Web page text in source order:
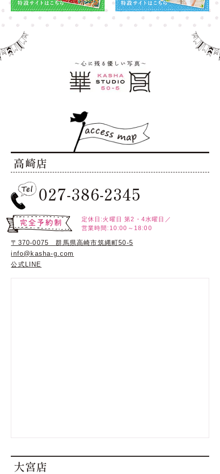
高崎店
027-386-2345
定休日:火曜日 第2・4水曜日／
営業時間:10:00～18:00
〒370-0075 群馬県高崎市筑縄町50-5
info@kasha-g.com
公式LINE
大宮店